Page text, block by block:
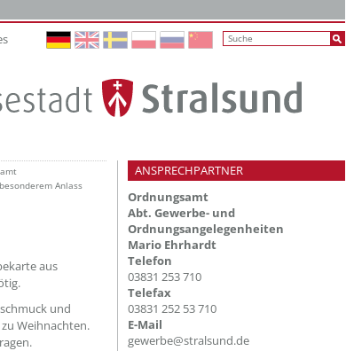
Anlass
aus
und
Weihnachten.
ANSPRECHPARTNER
Ordnungsamt
Abt. Gewerbe- und
Ordnungsangelegenheiten
Mario Ehrhardt
Telefon
03831 253 710
Telefax
03831 252 53 710
E-Mail
gewerbe@stralsund.de